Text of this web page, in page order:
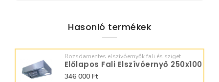
Hasonló termékek
Rozsdamentes elszívóernyők fali és sziget
Előlapos Fali Elszívóernyő 250x100
346 000 Ft